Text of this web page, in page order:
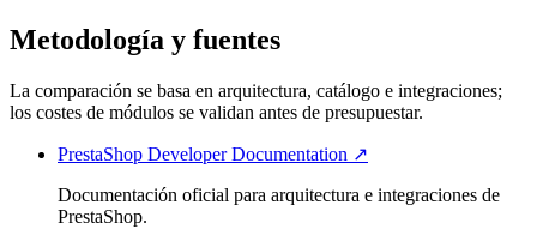
Metodología y fuentes
La comparación se basa en arquitectura, catálogo e integraciones;
los costes de módulos se validan antes de presupuestar.
PrestaShop Developer Documentation ↗
Documentación oficial para arquitectura e integraciones de
PrestaShop.